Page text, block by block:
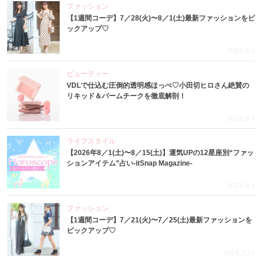
ファッション
【1週間コーデ】7／28(火)〜8／1(土)最新ファッションをピ
ックアップ♡
2026.8.5
ビューティー
VDLで仕込む圧倒的透明感ほっぺ♡小田切ヒロさん絶賛の
リキッド＆バームチークを徹底解剖！
2026.8.4
ライフスタイル
【2026年8／1(土)〜8／15(土)】運気UPの12星座別“ファッ
ションアイテム”占い-itSnap Magazine-
2026.8.1
ファッション
【1週間コーデ】7／21(火)〜7／25(土)最新ファッションを
ピックアップ♡
2026.7.29